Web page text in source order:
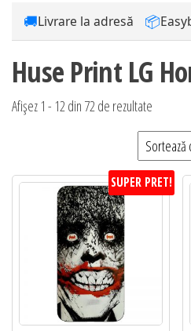
🚚Livrare la adresă 📦
Huse Print LG
Afișez 1 - 12 din 72 de rezultate
după
preț:
de
la
SUPER PRET!